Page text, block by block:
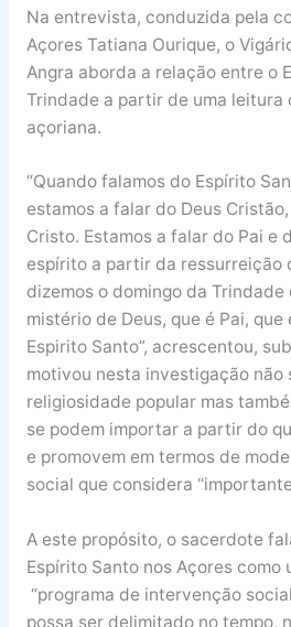
Na entrevista, conduzida pela
Açores Tatiana Ourique, o
Angra aborda a relação entre o
Trindade a partir de uma leitura
açoriana.
“Quando falamos do Espírito
estamos a falar do Deus
Cristo. Estamos a falar do Pai e
espírito a partir da ressurreição
dizemos o domingo da
mistério de Deus, que é Pai, que
Espirito Santo”, acrescentou,
motivou nesta investigação não
religiosidade popular mas
se podem importar a partir do
e promovem em termos de
social que considera
A este propósito, o sacerdote
Espírito Santo nos Açores como
“programa de intervenção
possa ser delimitado no tempo,